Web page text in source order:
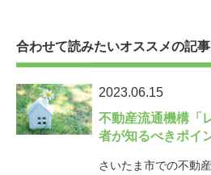
合わせて読みたいオススメの記事
2023.06.15
不動産流通機構「
者が知るべきポイ
さいたま市での不動